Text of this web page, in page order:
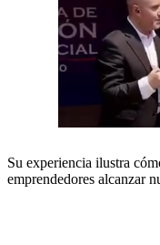
Su experiencia ilustra
emprendedores alcanzar